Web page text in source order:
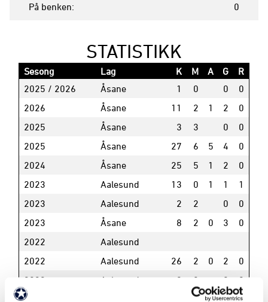
På benken 0
STATISTIKK
Sesong Lag K M A G
R
2025 / 2026
Åsane 1 0 0
0
2026
Åsane 11 2 1 2
0
2025
Åsane 3 3 0
0
2025
Åsane 27 6 5 4
0
2024
Åsane 25 5 1 2
0
2023
Aalesund 13 0 1 1
1
2023
Aalesund 2 2 0
0
2023
Åsane 8 2 0 3
0
2022
Aalesund
2022
Aalesund 26 2 0 2
0
2022
Aalesund 2 0 0
0
2021
0